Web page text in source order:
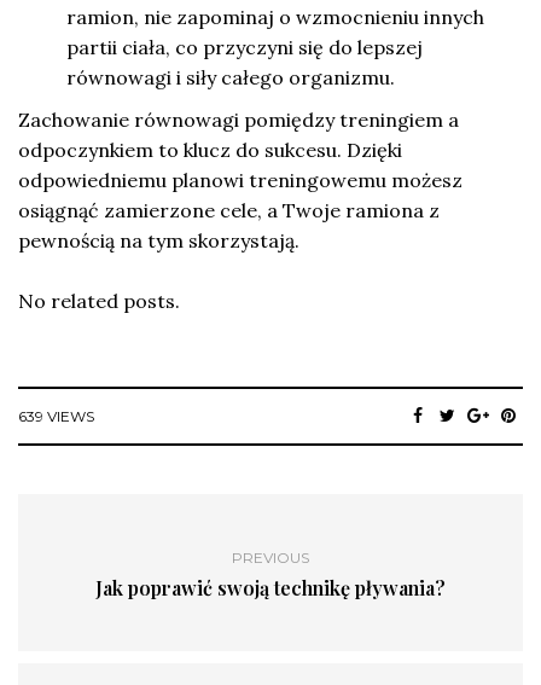
ramion, nie zapominaj o wzmocnieniu innych
partii ciała, co przyczyni się do lepszej
równowagi i siły całego organizmu.
Zachowanie równowagi pomiędzy treningiem a
odpoczynkiem to klucz do sukcesu. Dzięki
odpowiedniemu planowi treningowemu możesz
osiągnąć zamierzone cele, a Twoje ramiona z
pewnością na tym skorzystają.
No related posts.
639 VIEWS
PREVIOUS
Jak poprawić swoją technikę pływania?